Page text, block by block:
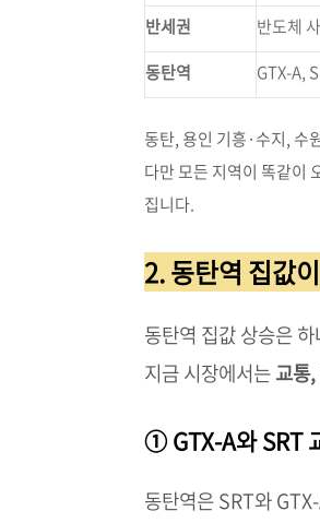
반세권
반도체
동탄역
GTX-A,
동탄, 용인 기흥·수지, 수
다만 모든 지역이 똑같이
집니다.
2. 동탄역 집값
동탄역 집값 상승은
지금 시장에서는교통
① GTX-A와 SRT
동탄역은 SRT와